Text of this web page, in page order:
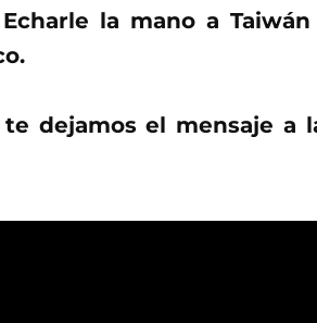
Echarle la mano a
dejamos el mensaje a